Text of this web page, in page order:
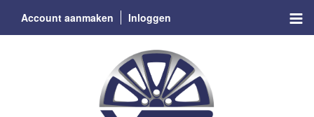
Account aanmaken Inloggen